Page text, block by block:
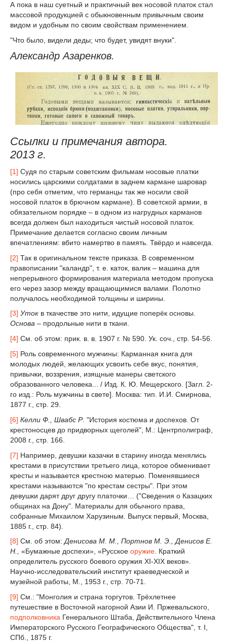
А пока в наш суетный и практичный век носовой платок стал
массовой продукцией с обыкновенным привычным своим
видом и удобным по своим свойствам применением.
"Что было, видели деды; что будет, увидят внуки".
Александр Азаренков.
Ссылки и примечания автора.
2013 г.
[1] Судя по старым советским фильмам носовые платки
носились царскими солдатами в заднем кармане шаровар
(про себя отметим, что германцы так же носили свой
носовой платок в брючном кармане). В советской армии, в
обязательном порядке – в одном из нагрудных карманов
всегда должен был находиться чистый носовой платок.
Примечание делается согласно своим личным
впечатлениям: вбито намертво в память. Твёрдо и навсегда.
[2] Так в оригинальном тексте приказа. В современном
правописании "каландр", т. е. каток, валик – машина для
непрерывного формирования материала методом пропуска
его через зазор между вращающимися валами. Полотно
получалось необходимой толщины и ширины.
[3] Уток в ткачестве это нити, идущие поперёк основы.
Основа – продольные нити в ткани.
[4] См. об этом: прик. в. в. 1907 г. № 590. Ук. соч., стр. 54-56.
[5] Роль современного мужчины: Карманная книга для
молодых людей, желающих усвоить себе вкус, понятия,
привычки, воззрения, изящные манеры светского
образованного человека... / Изд. К. Ю. Мещерского. [Загл. 2-
го изд.: Роль мужчины в свете]. Москва: тип. И.И. Смирнова,
1877 г., стр. 29.
[6] Келли Ф., Швабс Р. "История костюма и доспехов. От
крестоносцев до придворных щеголей", М.: Центрполиграф,
2008 г., стр. 166.
[7] Например, девушки казачки в старину иногда менялись
крестами в присутствии третьего лица, которое обменивает
кресты и называется крестною матерью. Поменявшиеся
крестами называются "по крестам сестры". При этом
девушки дарят друг другу платочки… ("Сведения о Казацких
общинах на Дону". Материалы для обычного права,
собранные Михаилом Харузиным. Выпуск первый, Москва,
1885 г., стр. 84).
[8] См. об этом:Денисова М. М., Портнов М. Э., Денисов Е.
Н., «Бумажные доспехи», «Русское оружие. Краткий
определитель русского боевого оружия XI-XIX веков».
Научно-исследовательский институт краеведческой и
музейной работы, М., 1953 г., стр. 70-71.
[9] См.: "Монголия и страна торгутов. Трёхлетнее
путешествие в Восточной нагорной Азии И. Пржевальского,
подполковника Генерального Штаба, Действительного Члена
Императорского Русского Географического Общества", т. I,
СПб., 1875 г.